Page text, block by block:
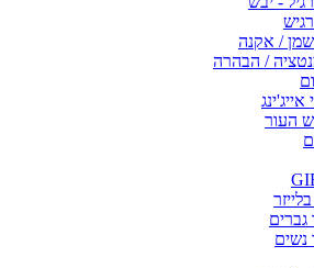
/ אקנה
/ הבהרה
העור
גברים
נשים